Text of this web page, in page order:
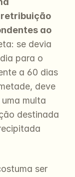
retribuição
ao
se devia
para o
a 60 dias
deve
multa
destinada
ser